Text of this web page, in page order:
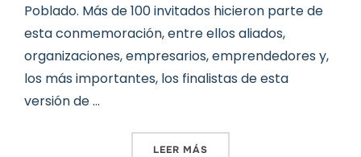
Poblado. Más de 100 invitados hicieron parte de
esta conmemoración, entre ellos aliados,
organizaciones, empresarios, emprendedores y,
los más importantes, los finalistas de esta
versión de …
LEER MÁS